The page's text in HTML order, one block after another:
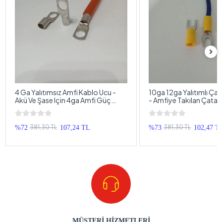
4 Ga Yalıtımsız Amfi Kablo Ucu -
Akü Ve Şase Için 4ga Amfi Güç
Kablosu Ucu - 1 Adet
%72 381,30 TL 107,24 TL
10ga 12ga Yalıtımlı
- Amfiye Takılan
Terminali - 4 Adet
%73 381,30 TL 102,47